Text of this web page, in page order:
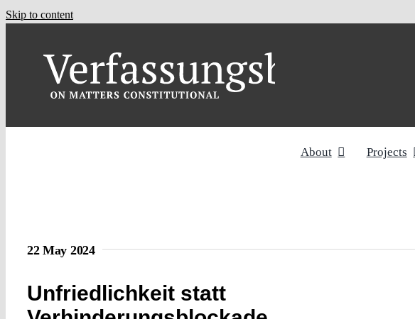
Skip to content
About Projects
22 May 2024
Unfriedlichkeit statt